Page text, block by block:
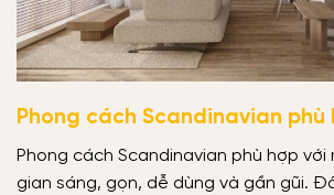
Phong cách Scandinavian phù
Phong cách Scandinavian phù hợp với
gian sáng, gọn, dễ dùng và gần gũi.